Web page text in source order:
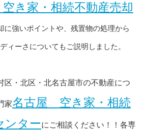
き家・相続不動産売却
に強いポイントや、残置物の処理から
ィーさについてもご説明しました。
区・北区・北名古屋市の不動産につ
家名古屋 空き家・相続
ンターにご相談ください！！各専